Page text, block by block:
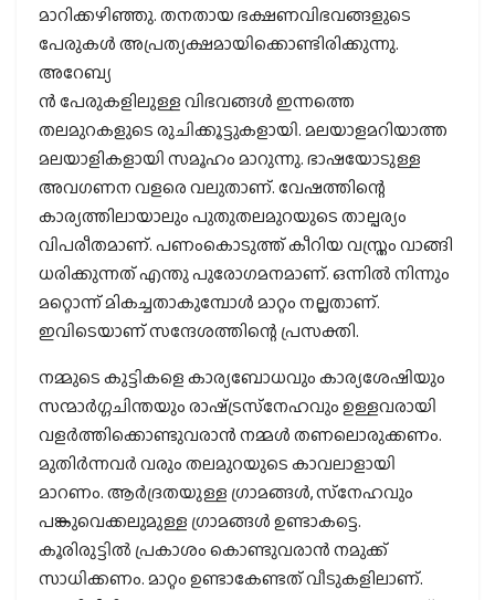
മാറിക്കഴിഞ്ഞു. തനതായ ഭക്ഷണവിഭവങ്ങളുടെ
പേരുകൾ അപ്രത്യക്ഷമായിക്കൊണ്ടിരിക്കുന്നു.
അറേബ്യ
ൻ പേരുകളിലുള്ള വിഭവങ്ങൾ ഇന്നത്തെ
തലമുറകളുടെ രുചിക്കൂട്ടുകളായി. മലയാളമറിയാത്ത
മലയാളികളായി സമൂഹം മാറുന്നു. ഭാഷയോടുള്ള
അവഗണന വളരെ വലുതാണ്. വേഷത്തിന്റെ
കാര്യത്തിലായാലും പുതുതലമുറയുടെ താല്പര്യം
വിപരീതമാണ്. പണംകൊടുത്ത് കീറിയ വസ്ത്രം വാങ്ങി
ധരിക്കുന്നത് എന്തു പുരോഗമനമാണ്. ഒന്നിൽ നിന്നും
മറ്റൊന്ന് മികച്ചതാകുമ്പോൾ മാറ്റം നല്ലതാണ്.
ഇവിടെയാണ് സന്ദേശത്തിന്റെ പ്രസക്തി.
നമ്മുടെ കുട്ടികളെ കാര്യബോധവും കാര്യശേഷിയും
സന്മാർഗ്ഗചിന്തയും രാഷ്‌ട്രസ്‌നേഹവും ഉള്ളവരായി
വളർത്തിക്കൊണ്ടുവരാൻ നമ്മൾ തണലൊരുക്കണം.
മുതിർന്നവർ വരും തലമുറയുടെ കാവലാളായി
മാറണം. ആർദ്രതയുള്ള ഗ്രാമങ്ങൾ, സ്‌നേഹവും
പങ്കുവെക്കലുമുള്ള ഗ്രാമങ്ങൾ ഉണ്ടാകട്ടെ.
കൂരിരുട്ടിൽ പ്രകാശം കൊണ്ടുവരാൻ നമുക്ക്
സാധിക്കണം. മാറ്റം ഉണ്ടാകേണ്ടത് വീടുകളിലാണ്.